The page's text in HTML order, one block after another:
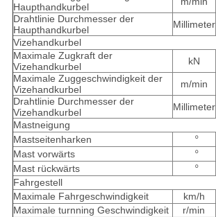
Haupthandkurbel
Drahtlinie Durchmesser der
Haupthandkurbel
Millimeter
Vizehandkurbel
Maximale Zugkraft der
Vizehandkurbel
kN
Maximale Zuggeschwindigkeit der
Vizehandkurbel
m/min
Drahtlinie Durchmesser der
Vizehandkurbel
Millimeter
Mastneigung
Mastseitenharken
︒
Mast vorwärts
︒
Mast rückwärts
︒
Fahrgestell
Maximale Fahrgeschwindigkeit
km/h
Maximale turnning Geschwindigkeit
r/min